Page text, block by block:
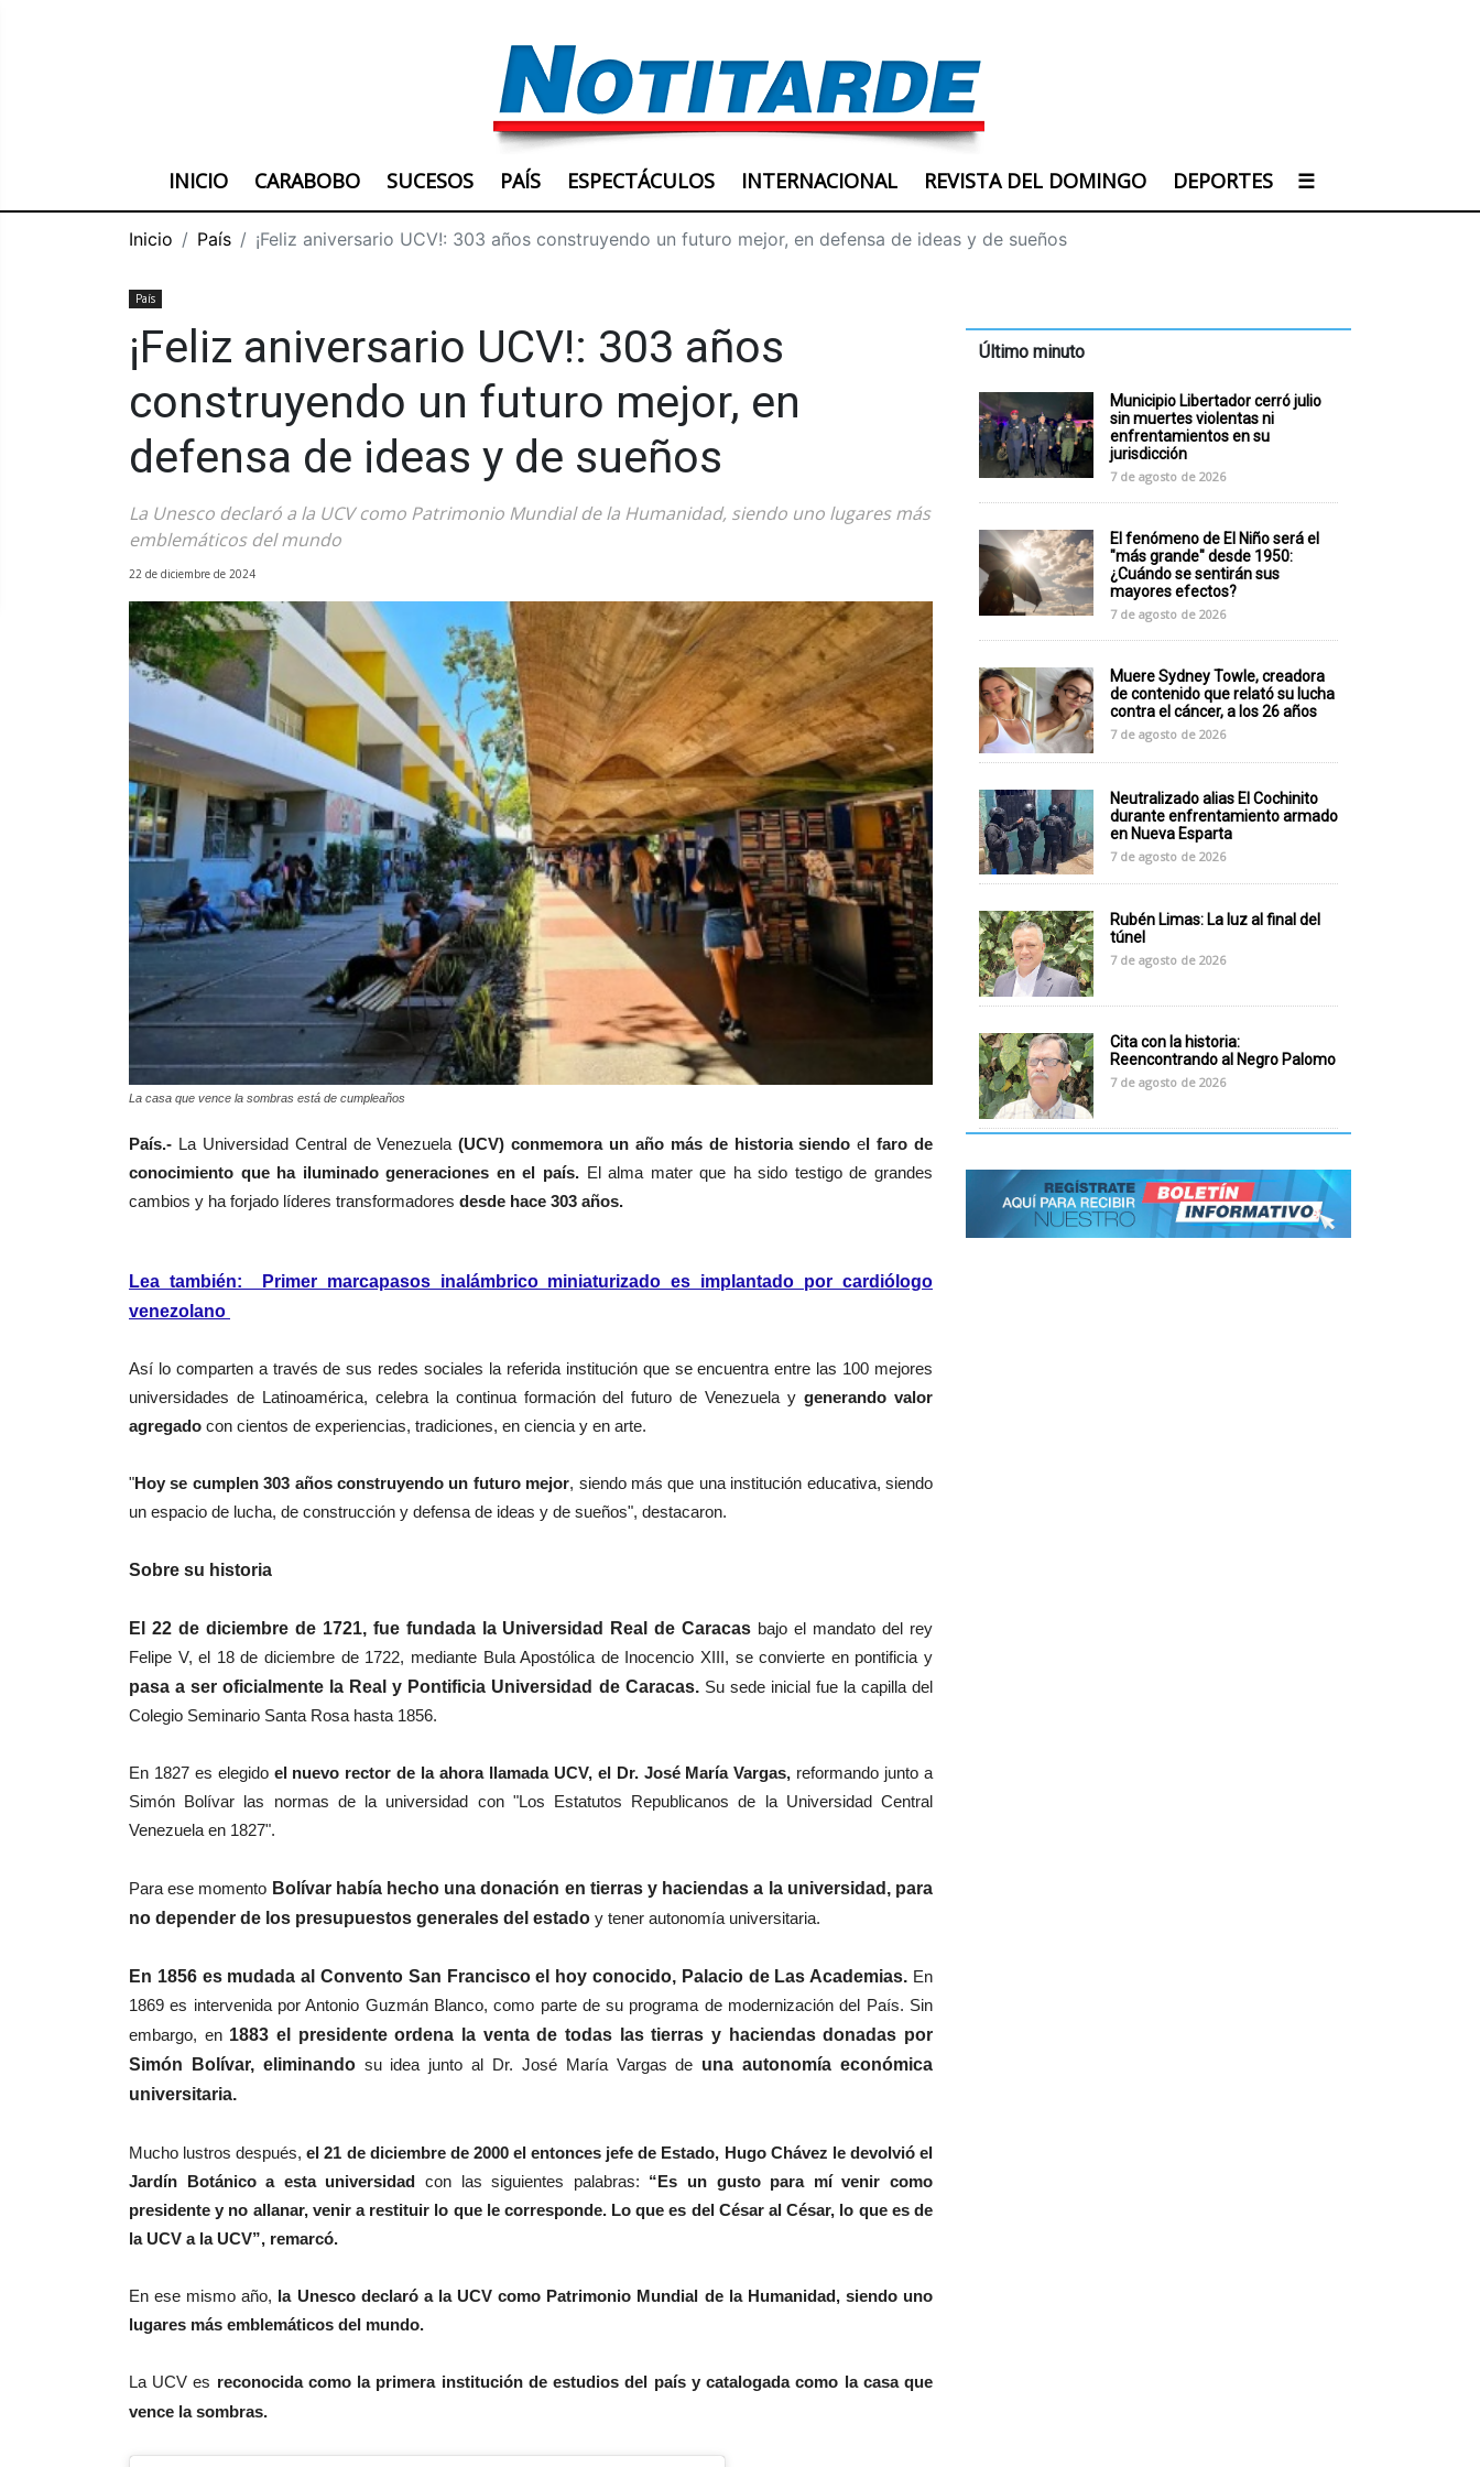
INICIO CARABOBO SUCESOS PAÍS ESPECTÁCULOS INTERNACIONAL REVISTA DEL DOMINGO DEPORTES ☰
Inicio País ¡Feliz aniversario UCV!: 303 años construyendo un futuro mejor, en defensa de ideas y de sueños
País
¡Feliz aniversario UCV!: 303 años
construyendo un futuro mejor, en
defensa de ideas y de sueños
La Unesco declaró a la UCV como Patrimonio Mundial de la Humanidad, siendo uno lugares más
emblemáticos del mundo
22 de diciembre de 2024
La casa que vence la sombras está de cumpleaños
País.- LaUniversidad Central de Venezuela (UCV) conmemora un año más de historia siendo el faro de
conocimiento que ha iluminado generaciones en el país.El alma mater que ha sido testigo de grandes
cambios y ha forjado líderes transformadores desde hace 303 años.
Lea también: Primer marcapasos inalámbrico miniaturizado es implantado por cardiólogo
venezolano
Así lo comparten a través de sus redes sociales la referida institución que se encuentra entre las 100 mejores
universidades de Latinoamérica, celebra la continua formacióndel futuro de Venezuela ygenerando valor
agregado con cientos de experiencias, tradiciones, en ciencia y en arte.
"Hoy se cumplen 303 años construyendo un futuro mejor, siendo más que una institución educativa, siendo
un espacio de lucha, de construcción y defensa de ideas y de sueños", destacaron.
Sobre su historia
El 22 de diciembre de 1721, fue fundada la Universidad Real de Caracas bajo el mandato del rey
Felipe V, el 18 de diciembre de 1722, mediante Bula Apostólica de Inocencio XIII, se convierte en pontificia y
pasa a ser oficialmente la Real y Pontificia Universidad de Caracas. Su sede inicial fue la capilla del
Colegio Seminario Santa Rosa hasta 1856.
En 1827 es elegidoel nuevo rector de la ahora llamada UCV, el Dr. José María Vargas, reformando junto a
Simón Bolívar las normas de la universidad con "Los Estatutos Republicanos de la Universidad Central
Venezuela en 1827".
Para ese momento Bolívar había hecho una donación en tierras y haciendas a la universidad, para
no depender de los presupuestos generales del estado y tener autonomía universitaria.
En 1856 es mudada al Convento San Francisco el hoy conocido, Palacio de Las Academias. En
1869 es intervenida por Antonio Guzmán Blanco, como parte de su programa de modernización del País. Sin
embargo, en1883 el presidente ordena la venta de todas las tierras y haciendas donadas por
Simón Bolívar, eliminando su idea junto al Dr. José María Vargas de una autonomía económica
universitaria.
Mucho lustrosdespués,el 21 de diciembre de 2000 el entonces jefe de Estado, Hugo Chávez le devolvió el
Jardín Botánico a esta universidad con las siguientes palabras: “Es un gusto para mí venir como
presidente y no allanar, venir a restituir lo que le corresponde. Lo que es del César al César, lo que es de
la UCV a la UCV”, remarcó.
En ese mismo año, la Unesco declaró a la UCV como Patrimonio Mundial de la Humanidad, siendo uno
lugares más emblemáticos del mundo.
La UCV es reconocida como la primera institución de estudios del país y catalogada como la casa que
vence la sombras.
Último minuto
Municipio Libertador cerró julio
sin muertes violentas ni
enfrentamientos en su
jurisdicción
7 de agosto de 2026
El fenómeno de El Niño será el
"más grande" desde 1950:
¿Cuándo se sentirán sus
mayores efectos?
7 de agosto de 2026
Muere Sydney Towle, creadora
de contenido que relató su lucha
contra el cáncer, a los 26 años
7 de agosto de 2026
Neutralizado alias El Cochinito
durante enfrentamiento armado
en Nueva Esparta
7 de agosto de 2026
Rubén Limas: La luz al final del
túnel
7 de agosto de 2026
Cita con la historia:
Reencontrando al Negro Palomo
7 de agosto de 2026